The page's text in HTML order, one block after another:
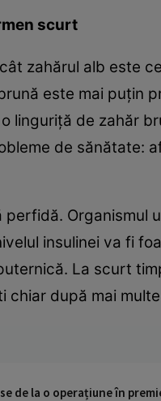
scurt
zahărul alb este
este mai puţin
linguriţă de zahăr
de sănătate:
Organismul
insulinei va fi
La scurt
chiar după mai
de la o operațiune în